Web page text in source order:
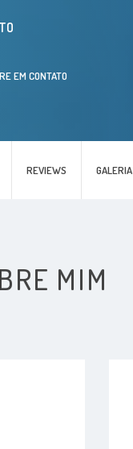
REVIEWS GALERIA
EM CONTATO
MIM